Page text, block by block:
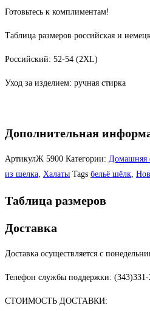
Готовьтесь к комплиментам!
Таблица размеров российская и
Российский: 52-54 (2ХL)
Уход за изделием: ручная стирка
Дополнительная
АртикулЖ 5900 Категории: Домашняя
из шелка, Халаты Tags бельё шёлк,
Таблица размеров
Доставка
Доставка осуществляется с
Телефон службы поддержки:
СТОИМОСТЬ ДОСТАВКИ: